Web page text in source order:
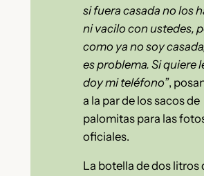
si fuera casada no los
ni vacilo con ustedes,
como ya no soy
es problema. Si quiere
doy mi teléfono”,
a la par de los sacos de
palomitas para las
oficiales.
La botella de dos litros